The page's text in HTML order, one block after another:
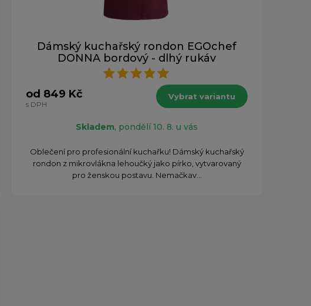
Dámský kuchařský rondon EGOchef
DONNA bordový - dlhý rukáv
od 849 Kč
s DPH
Vybrat variantu
Skladem, pondělí 10. 8. u vás
Oblečení pro profesionální kuchařku! Dámský kuchařský
rondon z mikrovlákna lehoučký jako pírko, vytvarovaný
pro ženskou postavu. Nemačkav...